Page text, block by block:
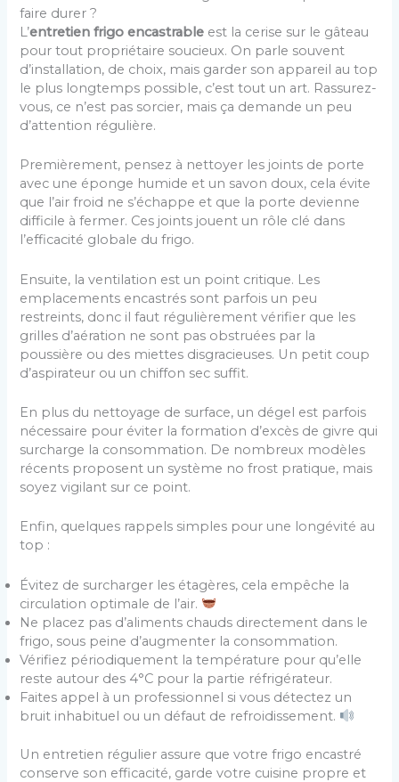
faire durer ?
L’entretien frigo encastrable est la cerise sur le gâteau
pour tout propriétaire soucieux. On parle souvent
d’installation, de choix, mais garder son appareil au top
le plus longtemps possible, c’est tout un art. Rassurez-
vous, ce n’est pas sorcier, mais ça demande un peu
d’attention régulière.
Premièrement, pensez à nettoyer les joints de porte
avec une éponge humide et un savon doux, cela évite
que l’air froid ne s’échappe et que la porte devienne
difficile à fermer. Ces joints jouent un rôle clé dans
l’efficacité globale du frigo.
Ensuite, la ventilation est un point critique. Les
emplacements encastrés sont parfois un peu
restreints, donc il faut régulièrement vérifier que les
grilles d’aération ne sont pas obstruées par la
poussière ou des miettes disgracieuses. Un petit coup
d’aspirateur ou un chiffon sec suffit.
En plus du nettoyage de surface, un dégel est parfois
nécessaire pour éviter la formation d’excès de givre qui
surcharge la consommation. De nombreux modèles
récents proposent un système no frost pratique, mais
soyez vigilant sur ce point.
Enfin, quelques rappels simples pour une longévité au
top :
Évitez de surcharger les étagères, cela empêche la
circulation optimale de l’air.
Ne placez pas d’aliments chauds directement dans le
frigo, sous peine d’augmenter la consommation.
Vérifiez périodiquement la température pour qu’elle
reste autour des 4°C pour la partie réfrigérateur.
Faites appel à un professionnel si vous détectez un
bruit inhabituel ou un défaut de refroidissement.
Un entretien régulier assure que votre frigo encastré
conserve son efficacité, garde votre cuisine propre et